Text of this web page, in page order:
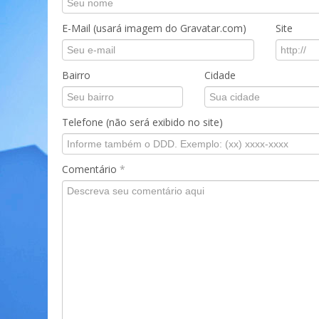
E-Mail (usará imagem do Gravatar.com) Site
Bairro Cidade
Telefone (não será exibido no site)
Comentário *